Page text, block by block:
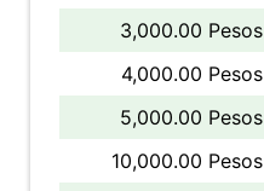
3,000.00 Pesos
4,000.00 Pesos
5,000.00 Pesos
10,000.00 Pesos